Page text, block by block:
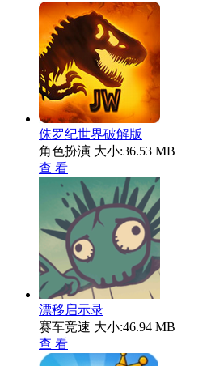
侏罗纪世界破解版
角色扮演 大小:36.53 MB
查 看
漂移启示录
赛车竞速 大小:46.94 MB
查 看